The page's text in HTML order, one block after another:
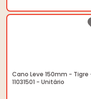
Cano Leve 150mm - Tigre
11031501 - Unitário